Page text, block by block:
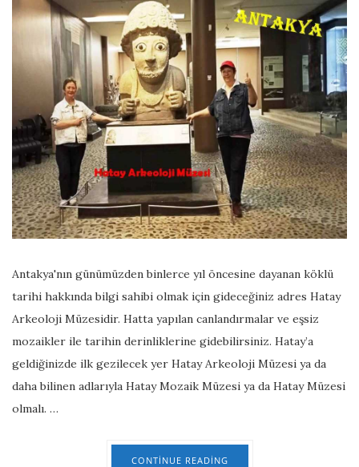
Antakya'nın günümüzden binlerce yıl öncesine dayanan köklü
tarihi hakkında bilgi sahibi olmak için gideceğiniz adres Hatay
Arkeoloji Müzesidir. Hatta yapılan canlandırmalar ve eşsiz
mozaikler ile tarihin derinliklerine gidebilirsiniz. Hatay’a
geldiğinizde ilk gezilecek yer Hatay Arkeoloji Müzesi ya da
daha bilinen adlarıyla Hatay Mozaik Müzesi ya da Hatay Müzesi
olmalı. …
CONTINUE READING